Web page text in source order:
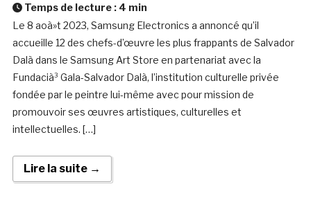
Temps de lecture : 4 min
Le 8 aoà»t 2023, Samsung Electronics a annoncé qu’il
accueille 12 des chefs-d’œuvre les plus frappants de Salvador
Dalà­ dans le Samsung Art Store en partenariat avec la
Fundacià³ Gala-Salvador Dalà­, l’institution culturelle privée
fondée par le peintre lui-même avec pour mission de
promouvoir ses œuvres artistiques, culturelles et
intellectuelles. […]
Lire la suite →